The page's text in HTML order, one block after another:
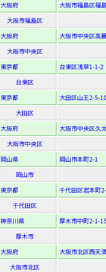
大阪府
大阪市福島区福
大阪市福島区
大阪府
大阪市中央区高
大阪市中央区
東京都
台東区浅草1-1-2
台東区
東京都
大田区山王2-5-
大田区
大阪府
大阪市中央区久
大阪市中央区
岡山県
岡山市本町2-1
岡山市
東京都
千代田区岩本町
千代田区
神奈川県
厚木市中町2-1-
厚木市
大阪府
大阪市北区西天
大阪市北区